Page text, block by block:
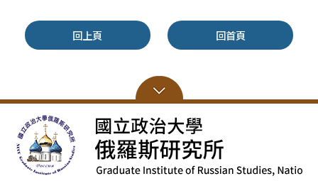
回上頁 回首頁